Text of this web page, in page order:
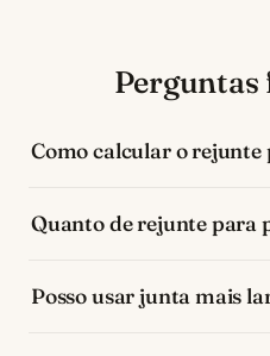
Perguntas
Como calcular o rejunte
Quanto de rejunte para
Posso usar junta mais